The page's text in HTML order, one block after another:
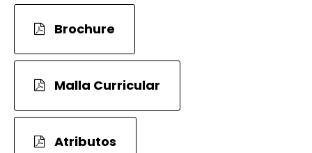
Brochure
Malla Curricular
Atributos